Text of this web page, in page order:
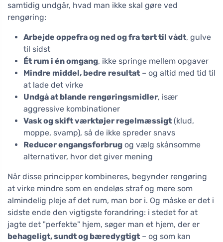
samtidig undgår, hvad man ikke skal gøre ved
rengøring:
Arbejde oppefra og ned og fra tørt til vådt, gulve
til sidst
Ét rum i én omgang, ikke springe mellem opgaver
Mindre middel, bedre resultat – og altid med tid til
at lade det virke
Undgå at blande rengøringsmidler, især
aggressive kombinationer
Vask og skift værktøjer regelmæssigt (klud,
moppe, svamp), så de ikke spreder snavs
Reducer engangsforbrug og vælg skånsomme
alternativer, hvor det giver mening
Når disse principper kombineres, begynder rengøring
at virke mindre som en endeløs straf og mere som
almindelig pleje af det rum, man bor i. Og måske er det i
sidste ende den vigtigste forandring: i stedet for at
jagte det "perfekte" hjem, søger man et hjem, der er
behageligt, sundt og bæredygtigt – og som kan